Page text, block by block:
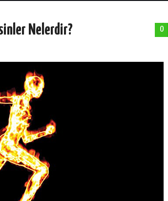
0
Nelerdir?